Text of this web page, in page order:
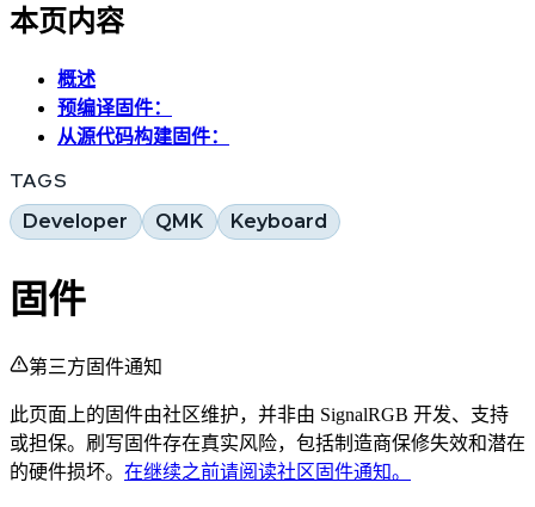
本页内容
概述
预编译固件：
从源代码构建固件：
TAGS
Developer QMK Keyboard
固件
第三方固件通知
此页面上的固件由社区维护，并非由 SignalRGB 开发、支持
或担保。刷写固件存在真实风险，包括制造商保修失效和潜在
的硬件损坏。 在继续之前请阅读社区固件通知。